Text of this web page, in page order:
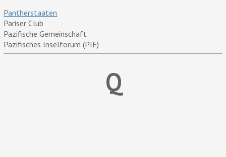
Pantherstaaten
Pariser Club
Pazifische Gemeinschaft
Pazifisches Inselforum (PIF)
Q